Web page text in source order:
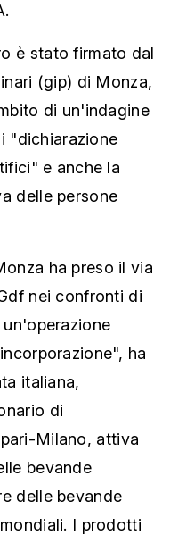
è stato firmato dal
(gip) di Monza,
di un'indagine
"dichiarazione
e anche la
delle persone
ha preso il via
nei confronti di
ha
italiana,
di
Milano, attiva
bevande
delle bevande
I prodotti